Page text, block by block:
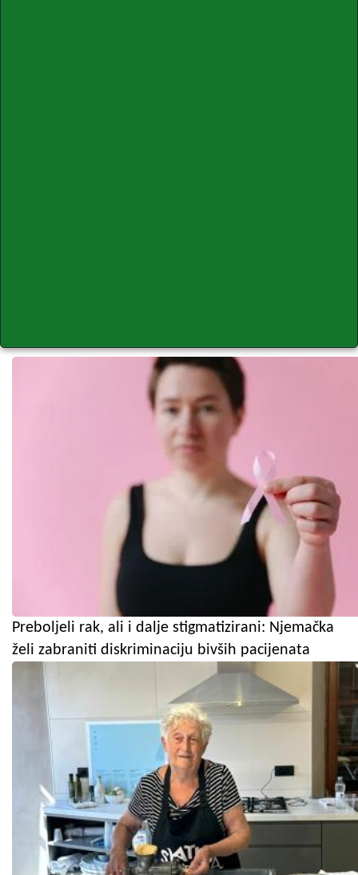
Preboljeli rak, ali i dalje stigmatizirani: Njemačka
želi zabraniti diskriminaciju bivših pacijenata